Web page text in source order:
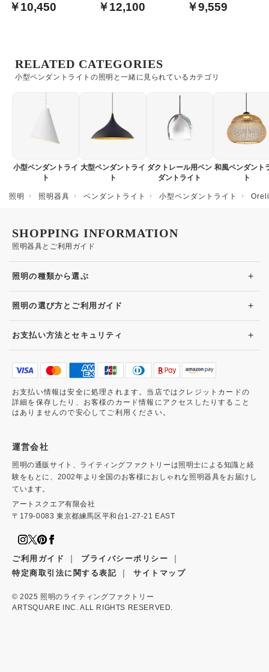
￥10,450 ￥12,100 ￥9,559
小型ペンダントライトの照明と一緒に見られているカテゴリ
RELATED CATEGORIES
小型ペンダントライ
ト
大型ペンダントライ
ト
ダクトレール用ペン
ダントライト
和風ペンダント
ト
照明 照明器具 ペンダントライト 小型ペンダントライト
照明器具とご利用ガイド
SHOPPING INFORMATION
照明の種類から選ぶ +
照明の選び方とご利用ガイド +
お支払い方法とセキュリティ +
お支払い情報は安全に処理されます。当店ではクレジットカードの
詳細を保存したり、お客様のカード情報にアクセスしたりすること
はありませんので安心してご利用ください。
運営会社
照明の通販サイト、ライティングファクトリーは照明士による知識と経
験をもとに、2002年より全国のお客様におしゃれな照明器具をお届けし
ています。
アートスクエア有限会社
〒179-0083 東京都練馬区平和台1-27-21 EAST
ご利用ガイド ｜ プライバシーポリシー ｜
特定商取引法に関する表記 ｜ サイトマップ
© 2025 照明のライティングファクトリー
ARTSQUARE INC. ALL RIGHTS RESERVED.